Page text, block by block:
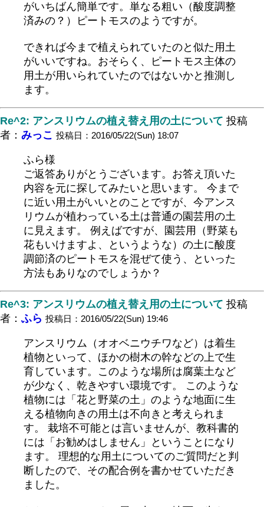
がいちばん簡単です。単なる粗い（酸度調整
済みの？）ピートモスのようですが。
できれば今まで植えられていたのと似た用土
がいいですね。おそらく、ピートモス主体の
用土が用いられていたのではないかと推測し
ます。
Re^2: アンスリウムの植え替え用の土について 投稿
者： みっこ 投稿日：2016/05/22(Sun) 18:07
ふら様
ご返答ありがとうございます。お答え頂いた
内容を元に探してみたいと思います。 今まで
に近い用土がいいとのことですが、今アンス
リウムが植わっている土は普通の園芸用の土
に見えます。 例えばですが、園芸用（野菜も
花もいけますよ、というような）の土に酸度
調節済のピートモスを混ぜて使う、といった
方法もありなのでしょうか？
Re^3: アンスリウムの植え替え用の土について 投稿
者： ふら 投稿日：2016/05/22(Sun) 19:46
アンスリウム（オオベニウチワなど）は着生
植物といって、ほかの樹木の幹などの上で生
育しています。このような場所は腐葉土など
が少なく、乾きやすい環境です。 このような
植物には「花と野菜の土」のような地面に生
える植物向きの用土は不向きと考えられま
す。 栽培不可能とは言いませんが、教科書的
には「お勧めはしません」ということになり
ます。 理想的な用土についてのご質問だと判
断したので、その配合例を書かせていただき
ました。